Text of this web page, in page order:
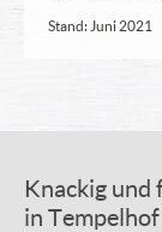
Stand: Juni 2021
Knackig
in Tempelhof